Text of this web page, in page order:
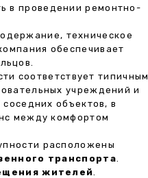
в проведении ремонтно-
техническое
обеспечивает
соответствует типичным
учреждений и
объектов, в
между комфортом
расположены
транспорта.
жителей.